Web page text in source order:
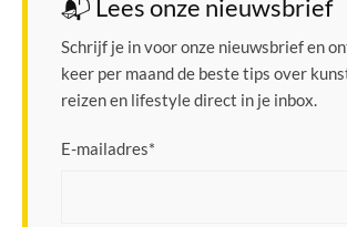
📬 Lees onze nieuwsbrief
Schrijf je in voor onze nieuwsbrief en
keer per maand de beste tips over
reizen en lifestyle direct in je inbox.
E-mailadres*